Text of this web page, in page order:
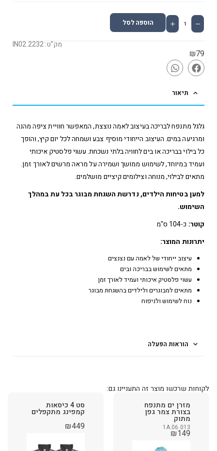
₪79
מק"ט: IN02.2232
הוספה לסל
תיאור
גלגל מתנפח לבריכה בעיצוב לאמה נוצצת, המאפשר חוויית ציפה מהנה
ומרגיעה במים. העיצוב הייחודי מוסיף צבע ושמחה לכל יום קיץ, והופך
כל בילוי בבריכה או בים לחוויה בלתי נשכחת. עשוי פלסטיק איכותי
ועמיד במיוחד, לשימוש ממושך ושמירה על מראה מרשים לאורך זמן.
מתאים לבילוי, מנוחה וצילומים קיציים מושלמים.
למען בטיחות הילדים, נדרשת השגחת מבוגר בכל עת במהלך
השימוש.
קוטר: כ-104 ס"מ
יתרונות המוצר:
עיצוב ייחודי של לאמה עם נצנצים
מתאים לשימוש בבריכה ובים
עשוי פלסטיק איכותי ועמיד לאורך זמן
מתאים למבוגרים ולילדים בהשגחת מבוגר
נוח לשימוש ולניפוח
הוראות הפעלה
לקוחות שרכשו מוצר זה התעניינו גם:
מזרן ים מתנפח
בצורת צמר גפן
מתוק
1A.06.013
₪149
סט 4 כיסאות
קמפינג מתקפלים
₪449